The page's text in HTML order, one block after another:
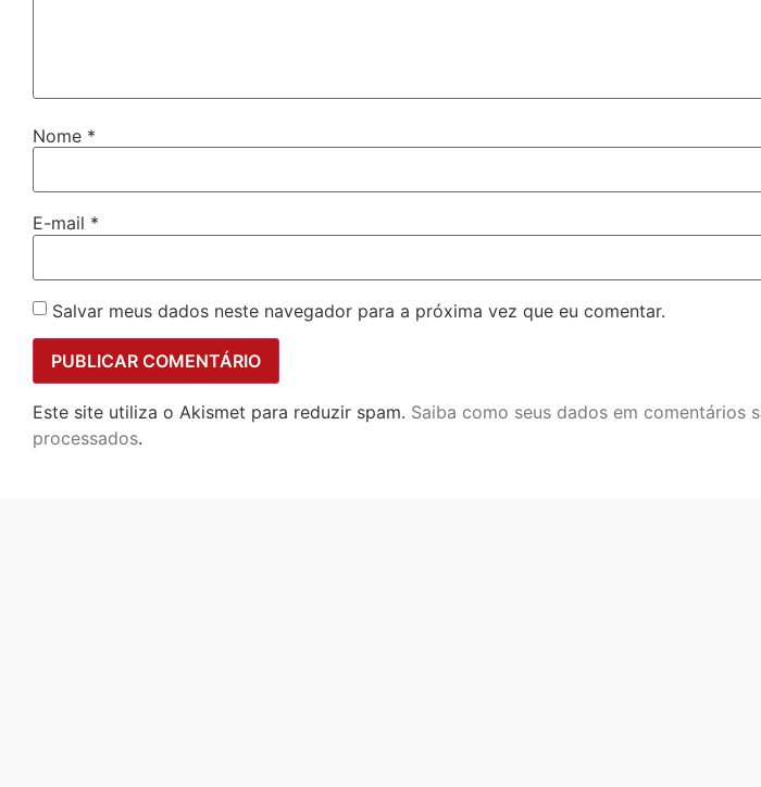
Nome *
E-mail *
Salvar meus dados neste navegador para a próxima vez que eu comentar.
Este site utiliza o Akismet para reduzir spam. Saiba como seus dados em comentários
processados.